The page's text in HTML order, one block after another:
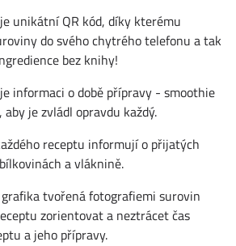
unikátní QR kód, díky kterému
do svého chytrého telefonu a tak
bez knihy!
informaci o době přípravy - smoothie
je zvládl opravdu každý.
receptu informují o přijatých
a vláknině.
tvořená fotografiemi surovin
zorientovat a neztrácet čas
a jeho přípravy.